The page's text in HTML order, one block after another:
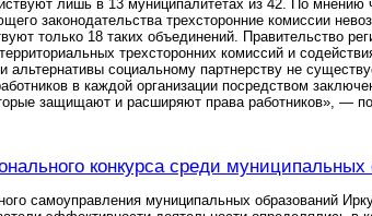
лишь в 13 муниципалитетах из 42. По мнению
законодательства трехсторонние комиссии
только 18 таких объединений. Правительство
трехсторонних комиссий и
социальному партнерству не
в каждой организации посредством
защищают и расширяют права работников», —
конкурса среди муниципальных
самоуправления муниципальных образований